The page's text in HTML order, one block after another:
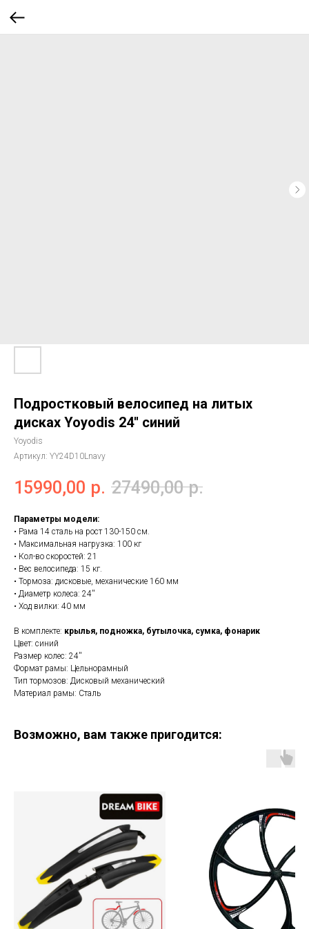
Подростковый велосипед на литых
дисках Yoyodis 24'' синий
Yoyodis
Артикул: YY24D10Lnavy
15990,00 р. 27490,00 р.
Параметры модели:
• Рама 14 сталь на рост 130-150 см.
• Максимальная нагрузка: 100 кг
• Кол-во скоростей: 21
• Вес велосипеда: 15 кг.
• Тормоза: дисковые, механические 160 мм
• Диаметр колеса: 24''
• Ход вилки: 40 мм
В комплекте: крылья, подножка, бутылочка, сумка, фонарик
Цвет: синий
Размер колес: 24''
Формат рамы: Цельнорамный
Тип тормозов: Дисковый механический
Материал рамы: Сталь
Возможно, вам также пригодится: